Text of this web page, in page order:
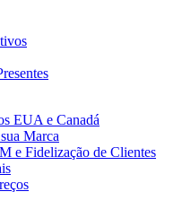
EUA e Canadá
Marca
e Fidelização de Clientes